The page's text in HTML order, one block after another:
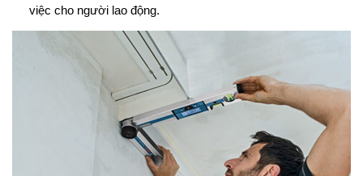
việc cho người lao động.